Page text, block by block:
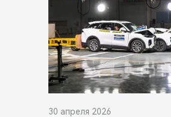
30 апреля 2026